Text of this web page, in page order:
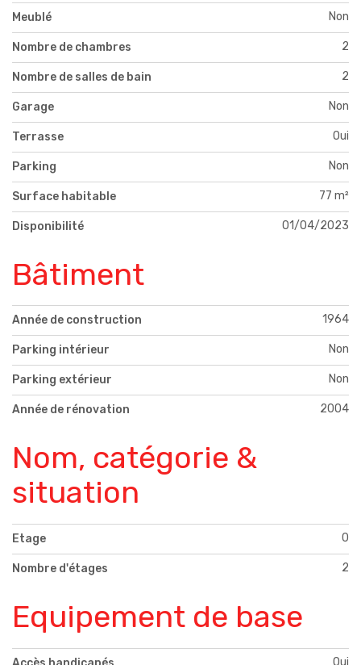
Meublé Non
Nombre de chambres 2
Nombre de salles de bain 2
Garage Non
Terrasse Oui
Parking Non
Surface habitable 77 m²
Disponibilité 01/04/2023
Bâtiment
Année de construction 1964
Parking intérieur Non
Parking extérieur Non
Année de rénovation 2004
Nom, catégorie &
situation
Etage 0
Nombre d'étages 2
Equipement de base
Oui